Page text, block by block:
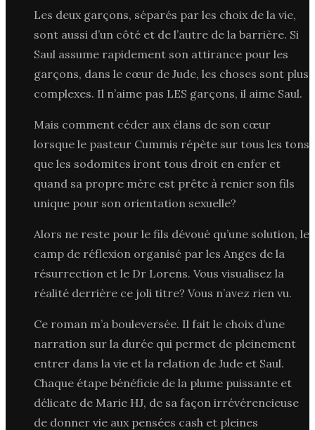
Les deux garçons, séparés par les choix de la vie,
sont aussi d’un côté et de l’autre de la barrière. Si
Saul assume rapidement son attirance pour les
garçons, dans le cœur de Jude, les choses sont plus
complexes. Il n’aime pas LES garçons, il aime Saul.
Mais comment céder aux élans de son cœur
lorsque le pasteur Cummis répète sur tous les tons
que les sodomites iront tous droit en enfer et
quand sa propre mère est prête à renier son fils
unique pour son orientation sexuelle?
Alors ne reste pour le fils dévoué qu’une solution, le
camp de réflexion organisé par les Anges de la
résurrection et le Dr Lorens. Vous visualisez la
réalité derrière ce joli titre? Vous n’avez rien vu.
Ce roman m’a bouleversée. Il fait le choix d’une
narration sur la durée qui permet de pleinement
entrer dans la vie et la relation de Jude et Saul.
Chaque étape bénéficie de la plume puissante et
délicate de Marie HJ, de sa façon irrévérencieuse
de donner vie aux pensées cash et pleines